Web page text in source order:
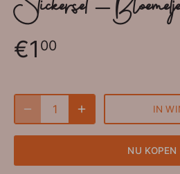
Stickerset -
€1 00
IN
NU KOPEN